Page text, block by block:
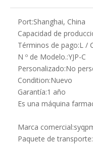
Port:Shanghai, China
Capacidad de
Términos de pago:L /
N º de Modelo.:YJP-C
Personalizado:No
Condition:Nuevo
Garantía:1 año
Es una máquina
Marca comercial:
Paquete de transporte: